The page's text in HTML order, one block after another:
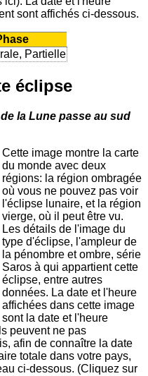
sont affichés ci-dessous.
Partielle
éclipse
la Lune passe au sud
Cette image montre la carte
du monde avec deux
régions: la région ombragée
où vous ne pouvez pas voir
l'éclipse lunaire, et la région
vierge, où il peut être vu.
Les détails de l'image du
type d'éclipse, l'ampleur de
la pénombre et ombre, série
Saros à qui appartient cette
éclipse, entre autres
données. La date et l'heure
affichées dans cette image
sont la date et l'heure
peuvent ne pas
afin de connaître la date
totale dans votre pays,
ci-dessous. (Cliquez sur